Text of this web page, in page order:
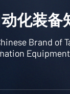
化装备
Brand of
Equipment